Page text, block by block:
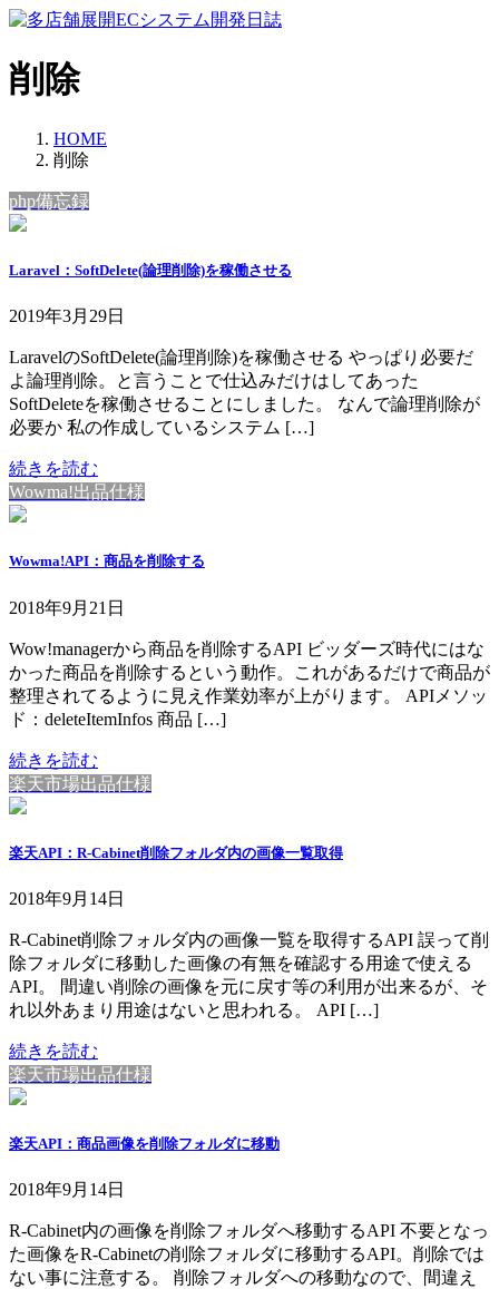
コ
テ
ン
ッ
プ
ナ
ゲ
ー
移
動
削除
HOME
削除
php備忘録
Laravel：SoftDelete(論理削除)を稼働させる
2019年3月29日
LaravelのSoftDelete(論理削除)を稼働させる やっぱり必要だ
よ論理削除。と言うことで仕込みだけはしてあった
SoftDeleteを稼働させることにしました。 なんで論理削除が
必要か 私の作成しているシステム […]
続きを読む
Wowma!出品仕様
Wowma!API：商品を削除する
2018年9月21日
Wow!managerから商品を削除するAPI ビッダーズ時代にはな
かった商品を削除するという動作。これがあるだけで商品が
整理されてるように見え作業効率が上がります。 APIメソッ
ド：deleteItemInfos 商品 […]
続きを読む
楽天市場出品仕様
楽天API：R-Cabinet削除フォルダ内の画像一覧取得
2018年9月14日
R-Cabinet削除フォルダ内の画像一覧を取得するAPI 誤って削
除フォルダに移動した画像の有無を確認する用途で使える
API。 間違い削除の画像を元に戻す等の利用が出来るが、そ
れ以外あまり用途はないと思われる。 API […]
続きを読む
楽天市場出品仕様
楽天API：商品画像を削除フォルダに移動
2018年9月14日
R-Cabinet内の画像を削除フォルダへ移動するAPI 不要となっ
た画像をR-Cabinetの削除フォルダに移動するAPI。削除では
ない事に注意する。 削除フォルダへの移動なので、間違え